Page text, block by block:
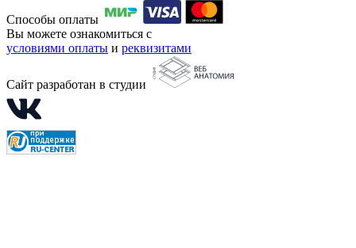
Способы оплаты
Вы можете ознакомиться с
условиями оплаты и реквизитами
Сайт разработан в студии